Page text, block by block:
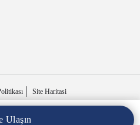
Site Haritasi
Saklıdır..
Ulaşın